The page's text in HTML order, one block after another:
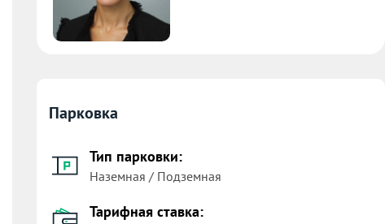
Парковка
Тип парковки:
Наземная / Подземная
Тарифная ставка: